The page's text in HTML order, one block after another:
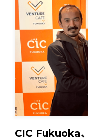
CIC Fukuoka